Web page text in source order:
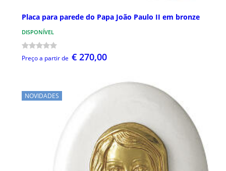
Placa para parede do Papa João Paulo II em bronze
DISPONÍVEL
Preço a partir de € 270,00
NOVIDADES